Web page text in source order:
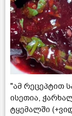
"ამ რეცეპტით
ისეთია,
ტყემალში